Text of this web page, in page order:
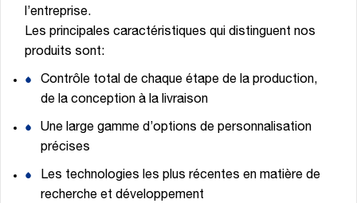
l’entreprise.
Les principales caractéristiques qui distinguent nos
produits sont:
Contrôle total de chaque étape de la production,
de la conception à la livraison
Une large gamme d’options de personnalisation
précises
Les technologies les plus récentes en matière de
recherche et développement